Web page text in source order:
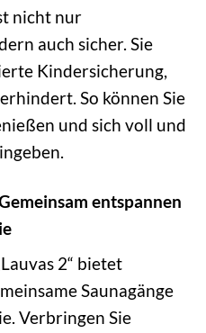
nicht nur
auch sicher. Sie
Kindersicherung,
So können Sie
und sich voll und
entspannen
2“ bietet
Saunagänge
Verbringen Sie